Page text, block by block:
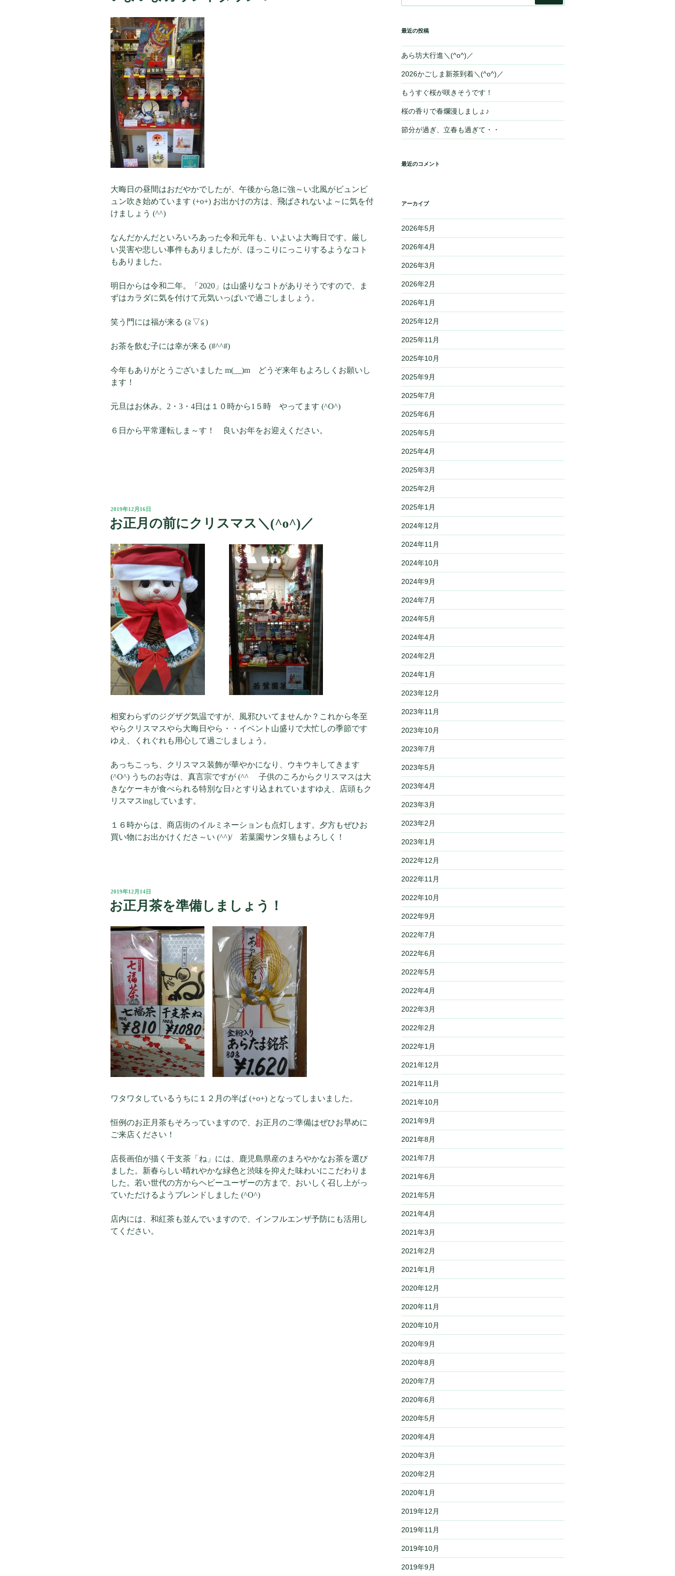
大晦日の昼間はおだやかでしたが、午後から急に強～い北風がビュンビ
ュン吹き始めています (+o+) お出かけの方は、飛ばされないよ～に気を付
けましょう (^^)
なんだかんだといろいろあった令和元年も、いよいよ大晦日です。厳し
い災害や悲しい事件もありましたが、ほっこりにっこりするようなコト
もありました。
明日からは令和二年。「2020」は山盛りなコトがありそうですので、ま
ずはカラダに気を付けて元気いっぱいで過ごしましょう。
笑う門には福が来る (≧▽≦)
お茶を飲む子には幸が来る (#^^#)
今年もありがとうございました m(__)m どうぞ来年もよろしくお願いし
ます！
元旦はお休み。2・3・4日は１０時から1５時 やってます (^O^)
６日から平常運転しま～す！ 良いお年をお迎えください。
投
稿
日:
2019年12月16日
お正月の前にクリスマス＼(^o^)／
相変わらずのジグザグ気温ですが、風邪ひいてませんか？これから冬至
やらクリスマスやら大晦日やら・・イベント山盛りで大忙しの季節です
ゆえ、くれぐれも用心して過ごしましょう。
あっちこっち、クリスマス装飾が華やかになり、ウキウキしてきます
(^O^) うちのお寺は、真言宗ですが (^^ゞ 子供のころからクリスマスは大
きなケーキが食べられる特別な日♪とすり込まれていますゆえ、店頭もク
リスマスingしています。
１６時からは、商店街のイルミネーションも点灯します。夕方もぜひお
買い物にお出かけくださ～い (^^)/ 若葉園サンタ猫もよろしく！
投
稿
日:
2019年12月14日
お正月茶を準備しましょう！
ワタワタしているうちに１２月の半ば (+o+) となってしまいました。
恒例のお正月茶もそろっていますので、お正月のご準備はぜひお早めに
ご来店ください！
店長画伯が描く干支茶「ね」には、鹿児島県産のまろやかなお茶を選び
ました。新春らしい晴れやかな緑色と渋味を抑えた味わいにこだわりま
した。若い世代の方からヘビーユーザーの方まで、おいしく召し上がっ
ていただけるようブレンドしました (^O^)
店内には、和紅茶も並んでいますので、インフルエンザ予防にも活用し
てください。
索
最近の投稿
あら坊大行進＼(^o^)／
2026かごしま新茶到着＼(^o^)／
もうすぐ桜が咲きそうです！
桜の香りで春爛漫しましょ♪
節分が過ぎ、立春も過ぎて・・
最近のコメント
アーカイブ
2026年5月
2026年4月
2026年3月
2026年2月
2026年1月
2025年12月
2025年11月
2025年10月
2025年9月
2025年7月
2025年6月
2025年5月
2025年4月
2025年3月
2025年2月
2025年1月
2024年12月
2024年11月
2024年10月
2024年9月
2024年7月
2024年5月
2024年4月
2024年2月
2024年1月
2023年12月
2023年11月
2023年10月
2023年7月
2023年5月
2023年4月
2023年3月
2023年2月
2023年1月
2022年12月
2022年11月
2022年10月
2022年9月
2022年7月
2022年6月
2022年5月
2022年4月
2022年3月
2022年2月
2022年1月
2021年12月
2021年11月
2021年10月
2021年9月
2021年8月
2021年7月
2021年6月
2021年5月
2021年4月
2021年3月
2021年2月
2021年1月
2020年12月
2020年11月
2020年10月
2020年9月
2020年8月
2020年7月
2020年6月
2020年5月
2020年4月
2020年3月
2020年2月
2020年1月
2019年12月
2019年11月
2019年10月
2019年9月